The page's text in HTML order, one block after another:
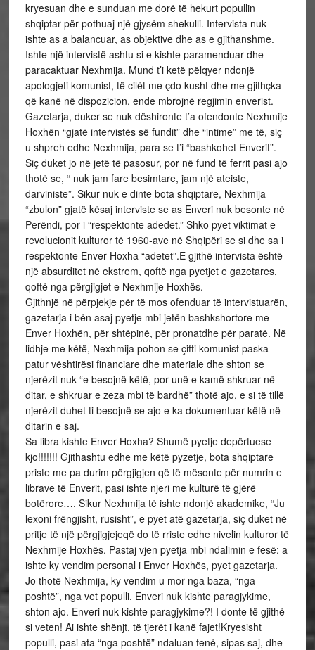
kryesuan dhe e sunduan me dorë të hekurt popullin
shqiptar për pothuaj një gjysëm shekulli. Intervista nuk
ishte as a balancuar, as objektive dhe as e gjithanshme.
Ishte një intervistë ashtu si e kishte paramenduar dhe
paracaktuar Nexhmija. Mund t’i ketë pëlqyer ndonjë
apologjeti komunist, të cilët me çdo kusht dhe me gjithçka
që kanë në dispozicion, ende mbrojnë regjimin enverist.
Gazetarja, duker se nuk dëshironte t’a ofendonte Nexhmije
Hoxhën “gjatë intervistës së fundit” dhe “intime” me të, siç
u shpreh edhe Nexhmija, para se t’i “bashkohet Enverit”.
Siç duket jo në jetë të pasosur, por në fund të ferrit pasi ajo
thotë se, “ nuk jam fare besimtare, jam një ateiste,
darviniste”. Sikur nuk e dinte bota shqiptare, Nexhmija
“zbulon” gjatë kësaj interviste se as Enveri nuk besonte në
Perëndi, por i “respektonte adedet.” Shko pyet viktimat e
revolucionit kulturor të 1960-ave në Shqipëri se si dhe sa i
respektonte Enver Hoxha “adetet”.E gjithë intervista është
një absurditet në ekstrem, qoftë nga pyetjet e gazetares,
qoftë nga përgjigjet e Nexhmije Hoxhës.
Gjithnjë në përpjekje për të mos ofenduar të intervistuarën,
gazetarja i bën asaj pyetje mbi jetën bashkshortore me
Enver Hoxhën, për shtëpinë, për pronatdhe për paratë. Në
lidhje me këtë, Nexhmija pohon se çifti komunist paska
patur vështirësi financiare dhe materiale dhe shton se
njerëzit nuk “e besojnë këtë, por unë e kamë shkruar në
ditar, e shkruar e zeza mbi të bardhë” thotë ajo, e si të tillë
njerëzit duhet ti besojnë se ajo e ka dokumentuar këtë në
ditarin e saj.
Sa libra kishte Enver Hoxha? Shumë pyetje depërtuese
kjo!!!!!!! Gjithashtu edhe me këtë pyzetje, bota shqiptare
priste me pa durim përgjigjen që të mësonte për numrin e
librave të Enverit, pasi ishte njeri me kulturë të gjërë
botërore…. Sikur Nexhmija të ishte ndonjë akademike, “Ju
lexoni frëngjisht, rusisht”, e pyet atë gazetarja, siç duket në
pritje të një përgjigjejeqë do të rriste edhe nivelin kulturor të
Nexhmije Hoxhës. Pastaj vjen pyetja mbi ndalimin e fesë: a
ishte ky vendim personal i Enver Hoxhës, pyet gazetarja.
Jo thotë Nexhmija, ky vendim u mor nga baza, “nga
poshtë”, nga vet populli. Enveri nuk kishte paragjykime,
shton ajo. Enveri nuk kishte paragjykime?! I donte të gjithë
si veten! Ai ishte shënjt, të tjerët i kanë fajet!Kryesisht
populli, pasi ata “nga poshtë” ndaluan fenë, sipas saj, dhe